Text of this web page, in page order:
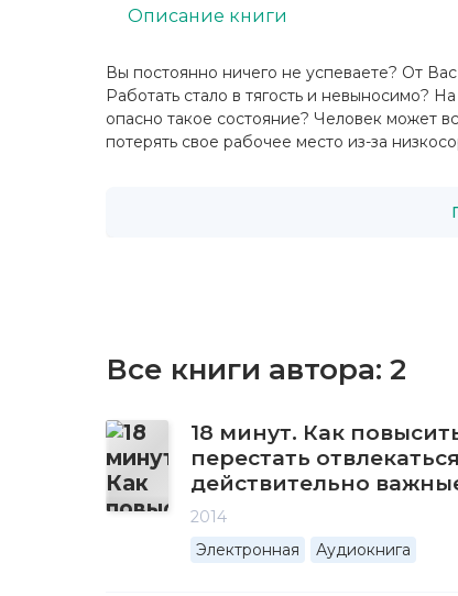
Вы постоянно ничего не успеваете? От
Работать стало в тягость и невыносимо?
опасно такое состояние? Человек может
потерять свое рабочее место из-за
Описание книги
Все книги автора: 2
18 минут. Как
перестать
действительно
2014
Электронная
Аудиокнига